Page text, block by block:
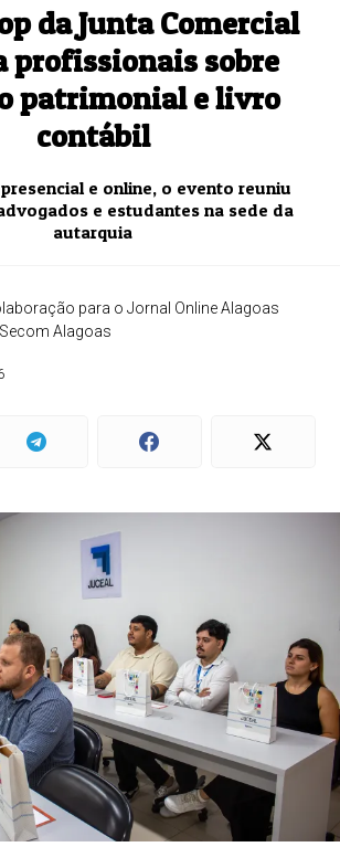
da Junta Comercial
profissionais sobre
patrimonial e livro
contábil
e online, o evento reuniu
e estudantes na sede da
autarquia
para o Jornal Online Alagoas
Secom Alagoas